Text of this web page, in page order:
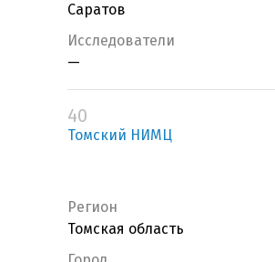
Саратов
Исследователи
—
40
Томский НИМЦ
Регион
Томская область